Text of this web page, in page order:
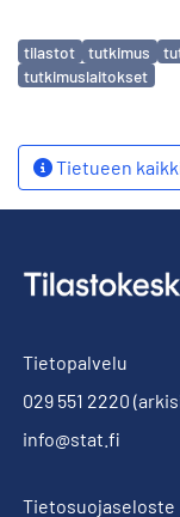
Avainsanat
tilastot tutkimus
tutkimuslaitokset
Tietueen
Tietopalvelu
029 551 2220
info@stat.fi
Tietosuojaseloste